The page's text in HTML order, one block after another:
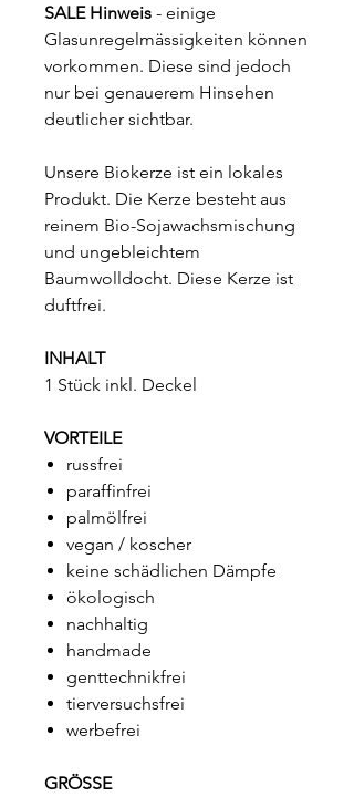
SALE Hinweis - einige
Glasunregelmässigkeiten können
vorkommen. Diese sind jedoch
nur bei genauerem Hinsehen
deutlicher sichtbar.
Unsere Biokerze ist ein lokales
Produkt. Die Kerze besteht aus
reinem Bio-Sojawachsmischung
und ungebleichtem
Baumwolldocht. Diese Kerze ist
duftfrei.
INHALT
1 Stück inkl. Deckel
VORTEILE
russfrei
paraffinfrei
palmölfrei
vegan / koscher
keine schädlichen Dämpfe
ökologisch
nachhaltig
handmade
genttechnikfrei
tierversuchsfrei
werbefrei
GRÖSSE